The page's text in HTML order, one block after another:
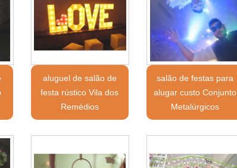
aluguel de salão de
festa rústico Vila dos
Remédios
salão de festas para
alugar custo Conjunto
Metalúrgicos